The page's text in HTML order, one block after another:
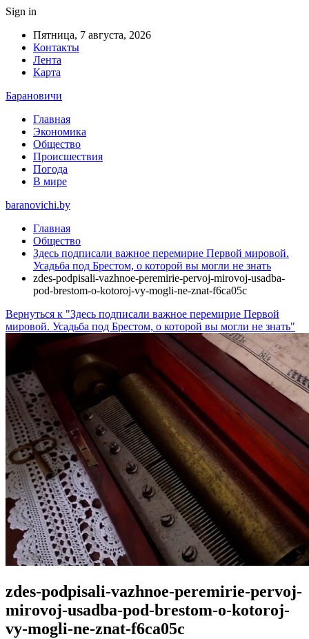
Sign in
Пятница, 7 августа, 2026
Контакты
Лента
Карта
Барановичи
Главная
Экономика
Общество
Происшествия
Погода
В мире
baranovichi.by
Главная
Общество
Здесь подписали важное перемирие Первой мировой.
Усадьба под Брестом, о которой вы могли не знать
zdes-podpisali-vazhnoe-peremirie-pervoj-mirovoj-usadba-
pod-brestom-o-kotoroj-vy-mogli-ne-znat-f6ca05c
Вернуться к "Здесь подписали важное перемирие Первой
мировой. Усадьба под Брестом, о которой вы могли не знать"
zdes-podpisali-vazhnoe-peremirie-pervoj-
mirovoj-usadba-pod-brestom-o-kotoroj-
vy-mogli-ne-znat-f6ca05c